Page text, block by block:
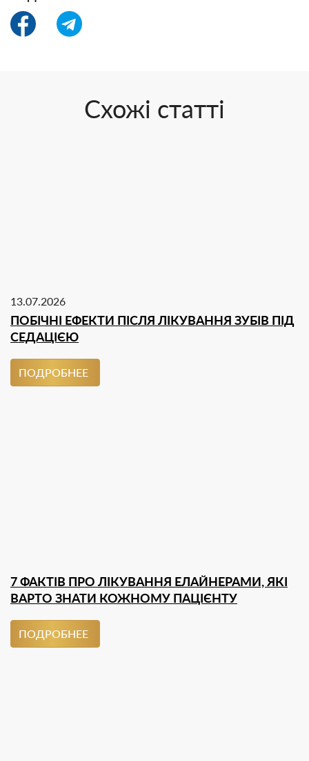
Схожі статті
13.07.2026
ПОБІЧНІ ЕФЕКТИ ПІСЛЯ ЛІКУВАННЯ ЗУБІВ ПІД
СЕДАЦІЄЮ
ПОДРОБНЕЕ
7 ФАКТІВ ПРО ЛІКУВАННЯ ЕЛАЙНЕРАМИ, ЯКІ
ВАРТО ЗНАТИ КОЖНОМУ ПАЦІЄНТУ
ПОДРОБНЕЕ